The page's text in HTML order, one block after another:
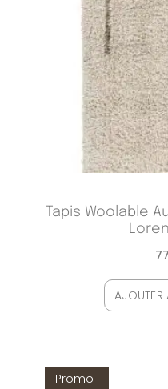
Tapis Woolable
AJOUTER
Promo !